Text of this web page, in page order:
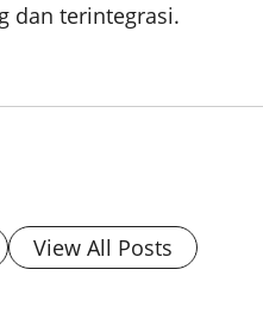
dan terintegrasi.
View All Posts